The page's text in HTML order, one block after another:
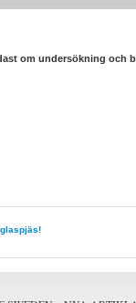
om undersökning och